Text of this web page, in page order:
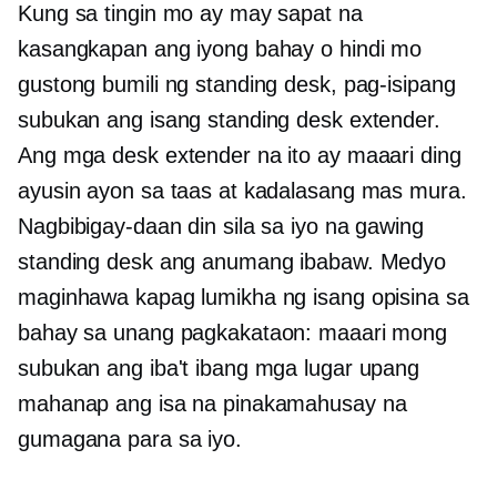
Kung sa tingin mo ay may sapat na
kasangkapan ang iyong bahay o hindi mo
gustong bumili ng standing desk, pag-isipang
subukan ang isang standing desk extender.
Ang mga desk extender na ito ay maaari ding
ayusin ayon sa taas at kadalasang mas mura.
Nagbibigay-daan din sila sa iyo na gawing
standing desk ang anumang ibabaw. Medyo
maginhawa kapag lumikha ng isang opisina sa
bahay sa unang pagkakataon: maaari mong
subukan ang iba't ibang mga lugar upang
mahanap ang isa na pinakamahusay na
gumagana para sa iyo.